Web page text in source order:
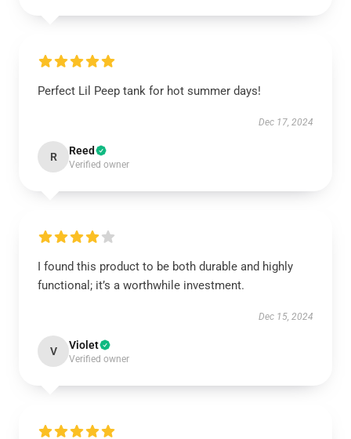
Perfect Lil Peep tank for hot summer days!
Dec 17, 2024
R Reed
Verified owner
I found this product to be both durable and highly
functional; it’s a worthwhile investment.
Dec 15, 2024
V Violet
Verified owner